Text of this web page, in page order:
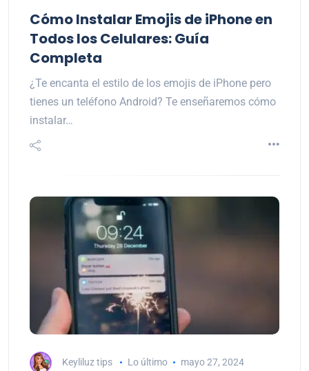
Cómo Instalar Emojis de iPhone en
Todos los Celulares: Guía
Completa
¿Te encanta el estilo de los emojis de iPhone pero
tienes un teléfono Android? Te enseñaremos cómo
instalar…
Keyliluz tips Lo último mayo 27, 2024